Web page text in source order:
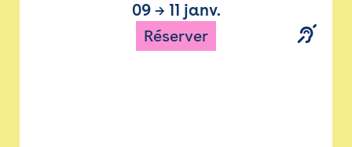
09→ 11 janv.
Réserver